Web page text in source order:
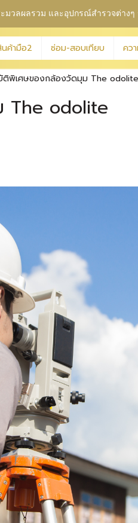
มวลผลรวม และอุปกรณ์สำรวจต่างๆ
ค้ามือ2 ซ่อม-สอบเทียบ คว
พิเศษของกล้องวัดมุม The odolite
The odolite